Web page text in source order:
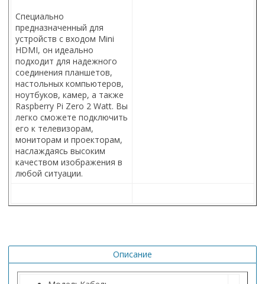
Специально
предназначенный для
устройств с входом Mini
HDMI, он идеально
подходит для надежного
соединения планшетов,
настольных компьютеров,
ноутбуков, камер, а также
Raspberry Pi Zero 2 Watt. Вы
легко сможете подключить
его к телевизорам,
мониторам и проекторам,
наслаждаясь высоким
качеством изображения в
любой ситуации.
Описание